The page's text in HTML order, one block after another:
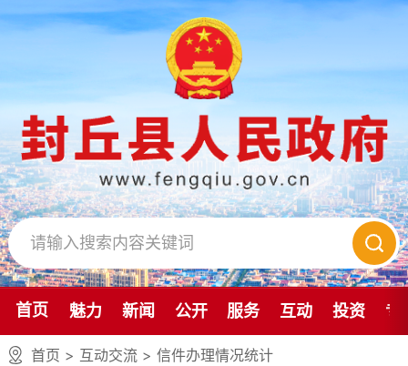
首页 魅力 新闻 公开 服务 互动 投资 专
首页 > 互动交流 > 信件办理情况统计